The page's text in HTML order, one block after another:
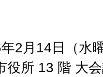
2月14日（水
所 13 階 大